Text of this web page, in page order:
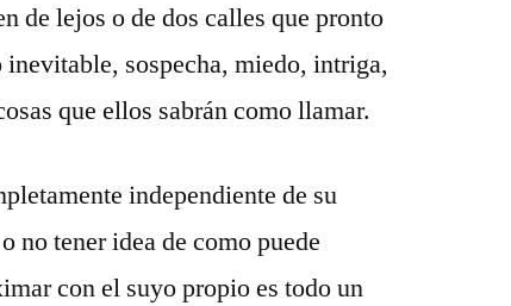
de lejos o de dos calles que pronto
sospecha, miedo, intriga,
que ellos sabrán como llamar.
independiente de su
no tener idea de como puede
con el suyo propio es todo un